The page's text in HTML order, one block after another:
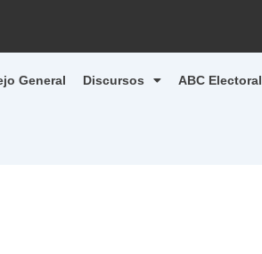
General Discursos ABC Electoral